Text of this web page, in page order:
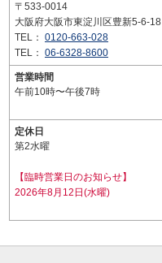
〒533-0014
大阪府大阪市東淀川区豊新5-6-18
TEL： 0120-663-028
TEL： 06-6328-8600
営業時間
午前10時〜午後7時
定休日
第2水曜
【臨時営業日のお知らせ】
2026年8月12日(水曜)